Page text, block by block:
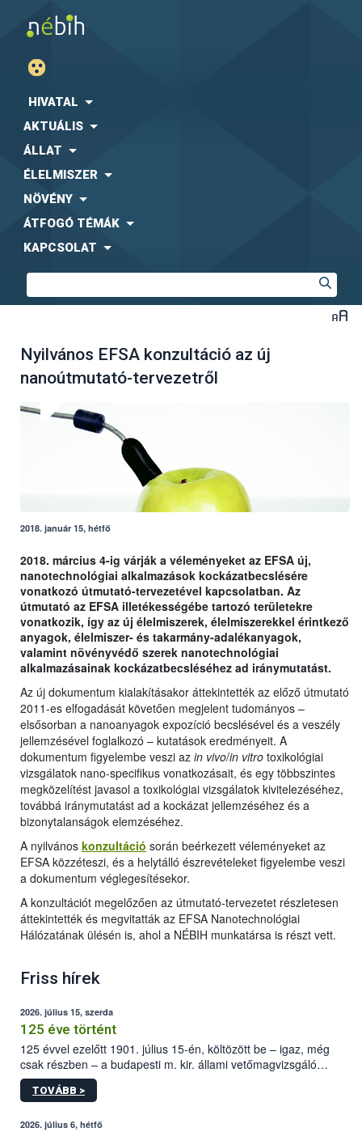
HIVATAL
AKTUÁLIS
ÁLLAT
ÉLELMISZER
NÖVÉNY
ÁTFOGÓ TÉMÁK
KAPCSOLAT
Nyilvános EFSA konzultáció az új
nanoútmutató-tervezetről
2018. január 15, hétfő
2018. március 4-ig várják a véleményeket az EFSA új,
nanotechnológiai alkalmazások kockázatbecslésére
vonatkozó útmutató-tervezetével kapcsolatban. Az
útmutató az EFSA illetékességébe tartozó területekre
vonatkozik, így az új élelmiszerek, élelmiszerekkel érintkező
anyagok, élelmiszer- és takarmány-adalékanyagok,
valamint növényvédő szerek nanotechnológiai
alkalmazásainak kockázatbecsléséhez ad iránymutatást.
Az új dokumentum kialakításakor áttekintették az előző útmutató
2011-es elfogadását követően megjelent tudományos –
elsősorban a nanoanyagok expozíció becslésével és a veszély
jellemzésével foglalkozó – kutatások eredményeit. A
dokumentum figyelembe veszi az in vivo/in vitro toxikológiai
vizsgálatok nano-specifikus vonatkozásait, és egy többszintes
megközelítést javasol a toxikológiai vizsgálatok kivitelezéséhez,
továbbá iránymutatást ad a kockázat jellemzéséhez és a
bizonytalanságok elemzéséhez.
A nyilvános konzultáció során beérkezett véleményeket az
EFSA közzéteszi, és a helytálló észrevételeket figyelembe veszi
a dokumentum véglegesítésekor.
A konzultációt megelőzően az útmutató-tervezetet részletesen
áttekintették és megvitatták az EFSA Nanotechnológiai
Hálózatának ülésén is, ahol a NÉBIH munkatársa is részt vett.
Friss hírek
2026. július 15, szerda
125 éve történt
125 évvel ezelőtt 1901. július 15-én, költözött be – igaz, még
csak részben – a budapesti m. kir. állami vetőmagvizsgáló
állomás a Kis Rókus utca 15. szám alatti, Czigler Győző által
tervezett új épületébe.
TOVÁBB >
2026. július 6, hétfő